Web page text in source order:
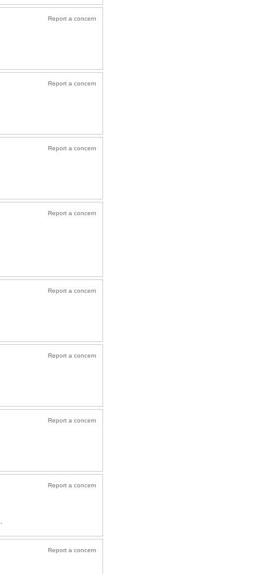
Report a concern
Report a concern
Report a concern
Report a concern
Report a concern
Report a concern
Report a concern
Report a concern
Report a concern